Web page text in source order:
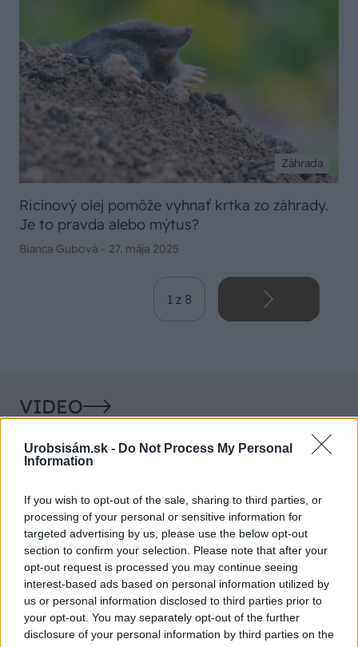
Urobsisám.sk - Do Not Process My Personal
Information
If you wish to opt-out of the sale, sharing to third parties, or
processing of your personal or sensitive information for
targeted advertising by us, please use the below opt-out
section to confirm your selection. Please note that after your
opt-out request is processed you may continue seeing
interest-based ads based on personal information utilized by
us or personal information disclosed to third parties prior to
your opt-out. You may separately opt-out of the further
disclosure of your personal information by third parties on the
Záhrada
Ricínový olej pomôže vyhnať krtka zo záhrady.
Je to pravda alebo mýtus?
Bianca Gubová - 27. mája 2025
1 z 8
VIDEO
Chcete dominantu interiéru,
ktorá pritiahne pohľady?
Vyrobte si takéto masívne
Prečo klasická
potrubia v
ako to vyriešiť